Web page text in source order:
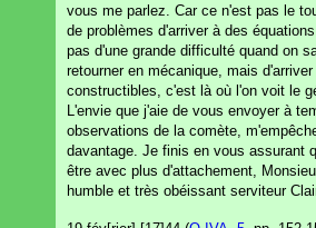
vous me parlez. Car ce n'est pas le
de problèmes d'arriver à des
pas d'une grande difficulté quand on
retourner en mécanique, mais
constructibles, c'est là où l'on voit le
L'envie que j'aie de vous envoyer à
observations de la comète,
davantage. Je finis en vous assurant
être avec plus d'attachement,
humble et très obéissant serviteur